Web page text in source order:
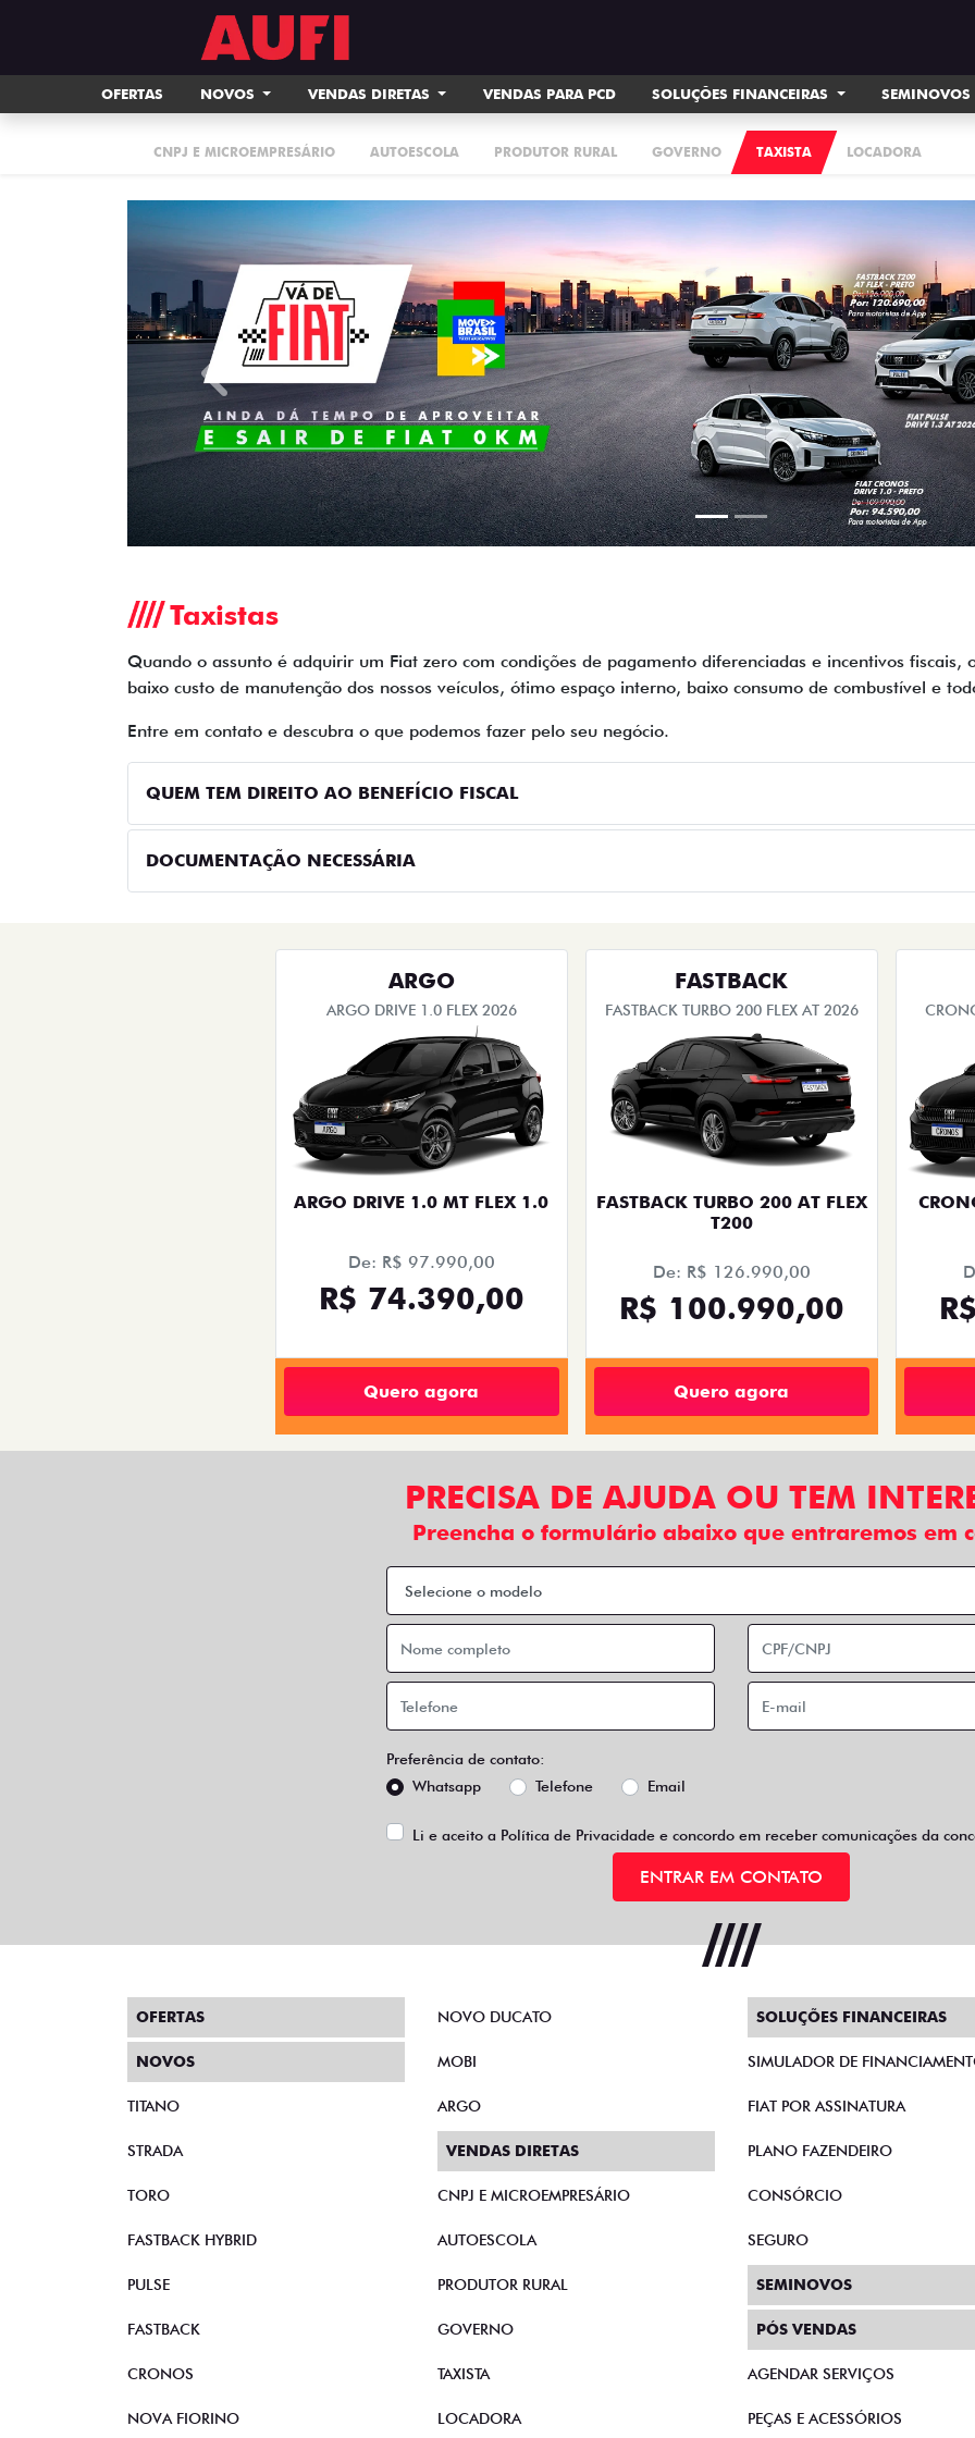
OFERTAS NOVOS VENDAS DIRETAS VENDAS PARA PCD SOLUÇÕES FINANCEIRAS SEMINOVOS
CNPJ E MICROEMPRESÁRIO AUTOESCOLA PRODUTOR RURAL GOVERNO TAXISTA LOCADORA
Quando o assunto é adquirir um Fiat zero com condições de pagamento diferenciadas e incentivos fiscais,
baixo custo de manutenção dos nossos veículos, ótimo espaço interno, baixo consumo de combustível e
Entre em contato e descubra o que podemos fazer pelo seu negócio.
DOCUMENTAÇÃO NECESSÁRIA
ARGO
ARGO DRIVE 1.0 FLEX 2026
ARGO DRIVE 1.0 MT FLEX 1.0
R$ 74.390,00
FASTBACK
FASTBACK TURBO 200 FLEX AT 2026
FASTBACK TURBO 200 AT FLEX
T200
De: R$ 126.990,00